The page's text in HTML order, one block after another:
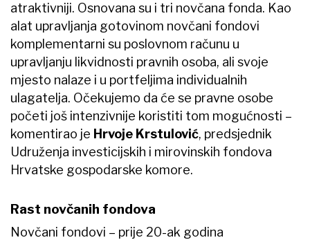
atraktivniji. Osnovana su i tri novčana fonda. Kao
alat upravljanja gotovinom novčani fondovi
komplementarni su poslovnom računu u
upravljanju likvidnosti pravnih osoba, ali svoje
mjesto nalaze i u portfeljima individualnih
ulagatelja. Očekujemo da će se pravne osobe
početi još intenzivnije koristiti tom mogućnosti –
komentirao je Hrvoje Krstulović, predsjednik
Udruženja investicijskih i mirovinskih fondova
Hrvatske gospodarske komore.
Rast novčanih fondova
Novčani fondovi – prije 20-ak godina